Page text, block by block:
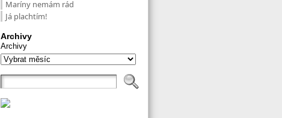
Maríny nemám rád
Já plachtím!
Archivy
Archivy